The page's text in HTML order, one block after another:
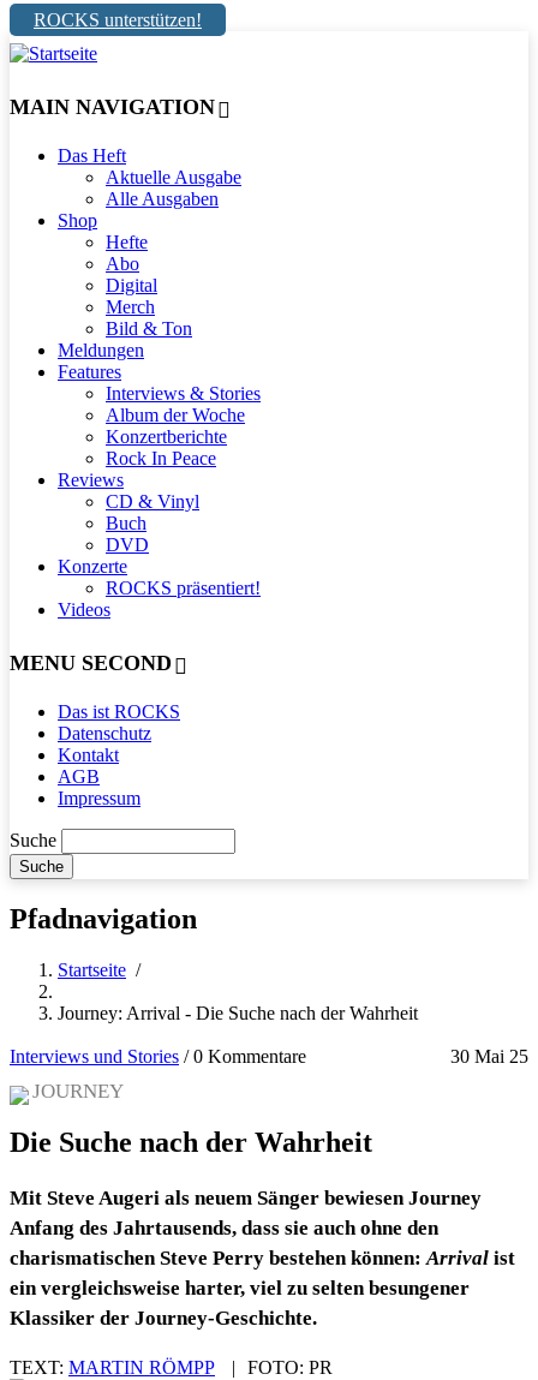
ROCKS unterstützen!
MAIN NAVIGATION
Das Heft
Aktuelle Ausgabe
Alle Ausgaben
Shop
Hefte
Abo
Digital
Merch
Bild & Ton
Meldungen
Features
Interviews & Stories
Album der Woche
Konzertberichte
Rock In Peace
Reviews
CD & Vinyl
Buch
DVD
Konzerte
ROCKS präsentiert!
Videos
MENU SECOND
Das ist ROCKS
Datenschutz
Kontakt
AGB
Impressum
Suche
Pfadnavigation
Startseite /
Journey: Arrival - Die Suche nach der Wahrheit
Interviews und Stories 30 Mai 25
/0 Kommentare
JOURNEY
Die Suche nach der Wahrheit
Mit Steve Augeri als neuem Sänger bewiesen Journey
Anfang des Jahrtausends, dass sie auch ohne den
charismatischen Steve Perry bestehen können:Arrival ist
ein vergleichsweise harter, viel zu selten besungener
Klassiker der Journey-Geschichte.
TEXT: MARTIN RÖMPP | FOTO: PR